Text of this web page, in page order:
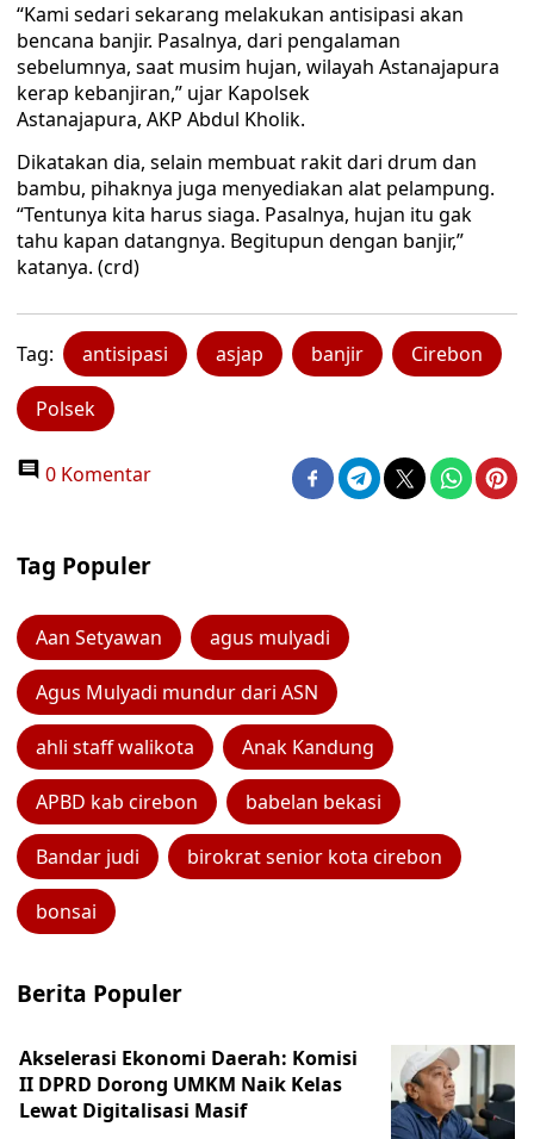
“Kami sedari sekarang melakukan antisipasi akan
bencana banjir. Pasalnya, dari pengalaman
sebelumnya, saat musim hujan, wilayah Astanajapura
kerap kebanjiran,” ujar Kapolsek
Astanajapura, AKP Abdul Kholik.
Dikatakan dia, selain membuat rakit dari drum dan
bambu, pihaknya juga menyediakan alat pelampung.
“Tentunya kita harus siaga. Pasalnya, hujan itu gak
tahu kapan datangnya. Begitupun dengan banjir,”
katanya. (crd)
Tag: antisipasi asjap banjir Cirebon
Polsek
0 Komentar
Tag Populer
Aan Setyawan agus mulyadi
Agus Mulyadi mundur dari ASN
ahli staff walikota Anak Kandung
APBD kab cirebon babelan bekasi
Bandar judi birokrat senior kota cirebon
bonsai
Berita Populer
Akselerasi Ekonomi Daerah: Komisi
II DPRD Dorong UMKM Naik Kelas
Lewat Digitalisasi Masif